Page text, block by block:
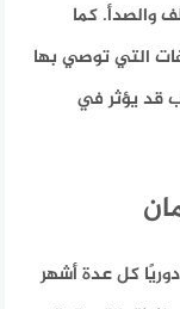
والصدأ. كما
التي توصي بها
قد يؤثر في
كل عدة أشهر